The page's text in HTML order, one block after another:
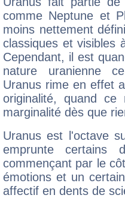
comme Neptune et
moins nettement
classiques et visibles
Cependant, il est
nature uranienne
Uranus rime en effet
originalité, quand ce
marginalité dès que
Uranus est l'octave
emprunte
commençant par le
émotions et un
affectif en dents de